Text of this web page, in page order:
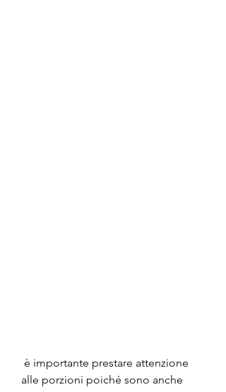
alle porzioni poiché sono anche